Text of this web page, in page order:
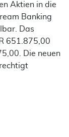
Aktien in die
Banking
Das
651.875,00
Die neuen